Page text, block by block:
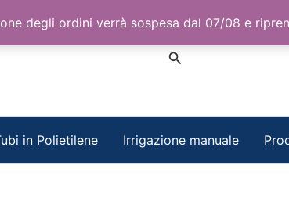
degli ordini verrà sospesa dal 07/08 e
Cerca
in Polietilene Irrigazione manuale